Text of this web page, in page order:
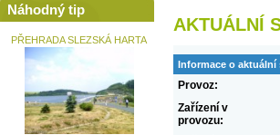
Náhodný tip
PŘEHRADA SLEZSKÁ HARTA
AKTUÁLNÍ
Informace o aktuální
Provoz:
Zařízení v
provozu: